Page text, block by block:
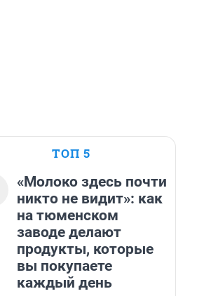
ТОП 5
«Молоко здесь почти
никто не видит»: как
на тюменском
заводе делают
продукты, которые
вы покупаете
каждый день